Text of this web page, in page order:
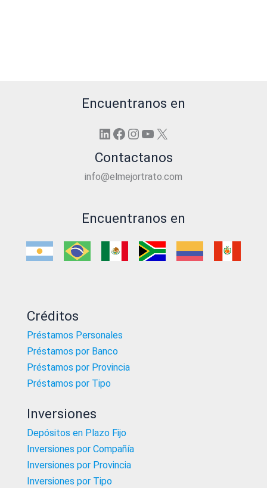
Encuentranos en
LinkedIn
Facebook
Instagram
YouTube
X
Contactanos
info@elmejortrato.com
Encuentranos en
Créditos
Préstamos Personales
Préstamos por Banco
Préstamos por Provincia
Préstamos por Tipo
Inversiones
Depósitos en Plazo Fijo
Inversiones por Compañía
Inversiones por Provincia
Inversiones por Tipo